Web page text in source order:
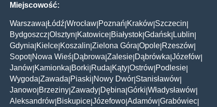
Miejscowość:
Warszawa Łódź Wrocław Poznań Kraków Szczecin
Bydgoszcz Olsztyn Katowice Białystok Gdańsk Lublin
Gdynia Kielce Koszalin Zielona Góra Opole Rzeszów
Sopot| Nowa Wieś Dąbrowa Zalesie Dąbrówka Józefów
Janów Kamionka Borki Ruda Kąty Ostrów Podlesie
Wygoda Zawada Piaski Nowy Dwór Stanisławów
Janowo Brzeziny Zawady Dębina Górki Władysławów
Aleksandrów Biskupice Józefowo Adamów Grabówiec